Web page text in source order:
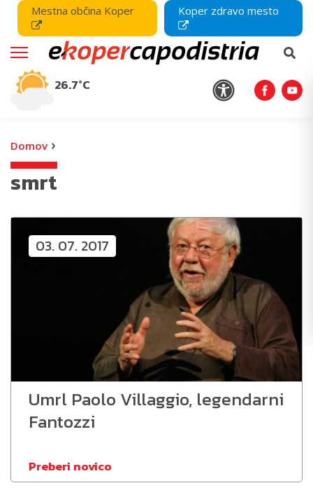
Mestna občina Koper Koper zdravo mesto
26.7°C
Domov ›
smrt
03. 07. 2017
Umrl Paolo Villaggio, legendarni
Fantozzi
Preberi novico